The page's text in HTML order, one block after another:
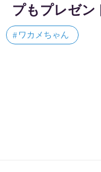
プもプレゼン
ワカメちゃん